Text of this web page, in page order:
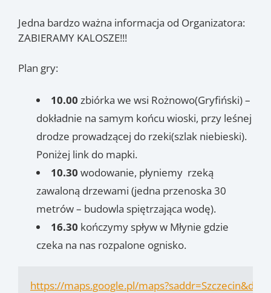
Jedna bardzo ważna informacja od Organizatora:
ZABIERAMY KALOSZE!!!
Plan gry:
10.00 zbiórka we wsi Rożnowo(Gryfiński) –
dokładnie na samym końcu wioski, przy leśnej
drodze prowadzącej do rzeki(szlak niebieski).
Poniżej link do mapki.
10.30 wodowanie, płyniemy rzeką
zawaloną drzewami (jedna przenoska 30
metrów – budowla spiętrzająca wodę).
16.30 kończymy spływ w Młynie gdzie
czeka na nas rozpalone ognisko.
https://maps.google.pl/